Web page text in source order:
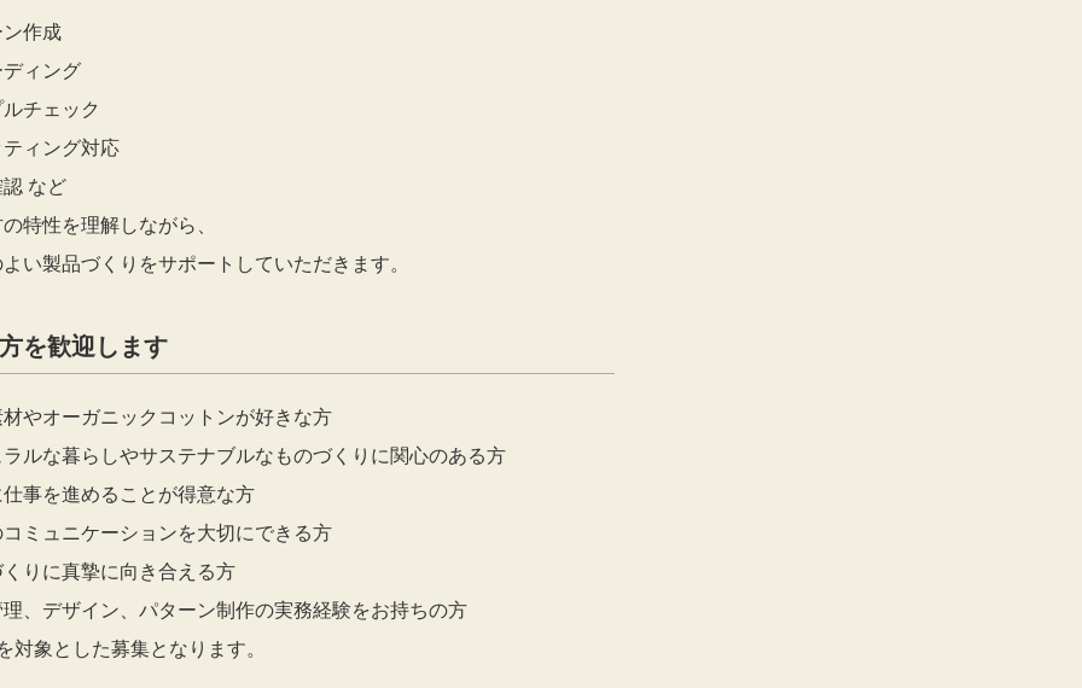
作成
ィング
チェック
ィング対応
など
特性を理解しながら、
い製品づくりをサポートしていただきます。
を歓迎します
やオーガニックコットンが好きな方
ルな暮らしやサステナブルなものづくりに関心のある方
事を進めることが得意な方
ミュニケーションを大切にできる方
りに真摯に向き合える方
、デザイン、パターン制作の実務経験をお持ちの方
対象とした募集となります。